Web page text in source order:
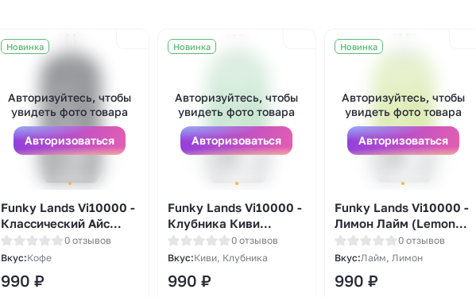
Новинка
Авторизуйтесь, чтобы
увидеть фото товара
Авторизоваться
Funky Lands Vi10000 -
Классический Айс
Кофе (Classic Ice
Coffee)
0 отзывов
Вкус:Кофе
990 ₽
Новинка
Авторизуйтесь, чтобы
увидеть фото товара
Авторизоваться
Funky Lands Vi10000 -
Клубника Киви
(Strawberry Kiwi)
0 отзывов
Вкус:Киви, Клубника
990 ₽
Новинка
Авторизуйтесь, чтобы
увидеть фото товара
Авторизоваться
Funky Lands Vi10000 -
Лимон Лайм (Lemon
Lime)
0 отзывов
Вкус:Лайм, Лимон
990 ₽